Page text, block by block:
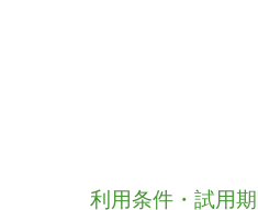
利用条件・試用